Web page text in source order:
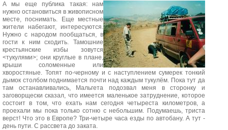
А мы еще публика такая: нам
нужно остановиться в живописном
месте, поснимать. Еще местные
жители набегают, интересуются.
Нужно с народом пообщаться, в
гости к ним сходить. Тамошние
крестьянские избы зовутся
<тукулями>; они круглые в плане,
крыши соломенные или
хворостяные. Топят по-черному и с наступлением сумерек тонкий
дымок столбом поднимается почти над каждым тукулём. Пока тут да
там останавливались, Мальгета подозвал меня в сторонку и
заговорщески сказал, что имеется маленькое затруднение, которое
состоит в том, что ехать нам сегодня четыреста километров, а
проехали мы пока только сотню с небольшим. Подумаешь, триста
верст! Что это в Европе? Три-четыре часа езды по автобану. А тут -
день пути. С рассвета до заката.